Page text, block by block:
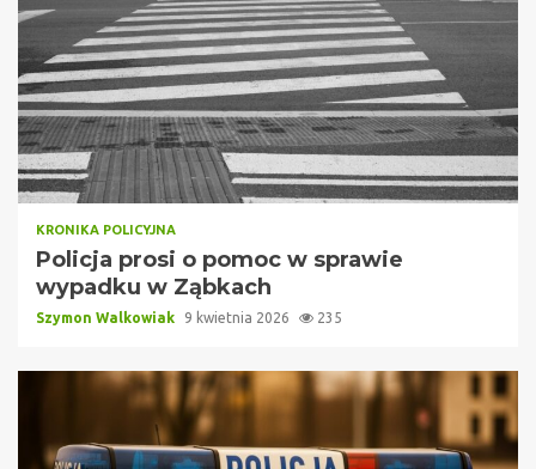
KRONIKA POLICYJNA
Policja prosi o pomoc w sprawie
wypadku w Ząbkach
Szymon Walkowiak 9 kwietnia 2026 235